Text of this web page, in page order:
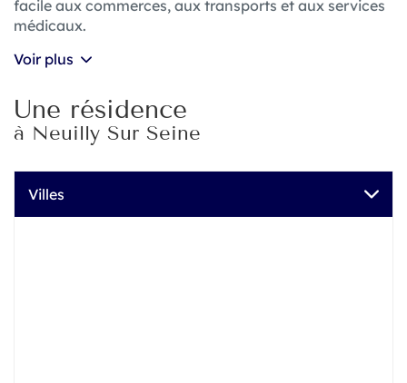
facile aux commerces, aux transports et aux services
médicaux.
Voir plus
Une résidence
à Neuilly Sur Seine
Villes